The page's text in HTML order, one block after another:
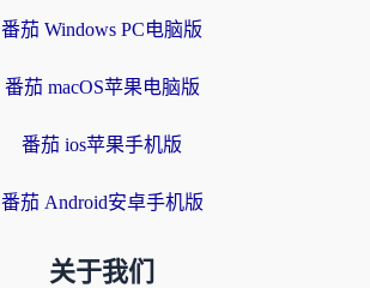
番茄 Windows PC电脑版
番茄 macOS苹果电脑版
番茄 ios苹果手机版
番茄 Android安卓手机版
关于我们